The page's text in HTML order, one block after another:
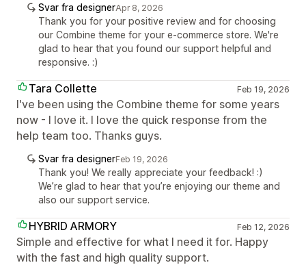
Svar fra designerApr 8, 2026
Thank you for your positive review and for choosing
our Combine theme for your e-commerce store. We're
glad to hear that you found our support helpful and
responsive. :)
Tara Collette Feb 19, 2026
I've been using the Combine theme for some years
now - I love it. I love the quick response from the
help team too. Thanks guys.
Svar fra designerFeb 19, 2026
Thank you! We really appreciate your feedback! :)
We’re glad to hear that you’re enjoying our theme and
also our support service.
HYBRID ARMORY Feb 12, 2026
Simple and effective for what I need it for. Happy
with the fast and high quality support.